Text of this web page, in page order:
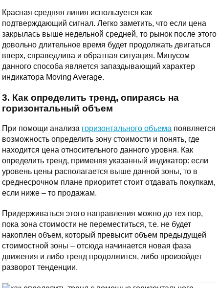
Красная средняя линия используется как
подтверждающий сигнал. Легко заметить, что если цена
закрылась выше недельной средней, то рынок после этого
довольно длительное время будет продолжать двигаться
вверх, справедлива и обратная ситуация. Минусом
данного способа является запаздывающий характер
индикатора Moving Average.
3. Как определить тренд, опираясь на
горизонтальный объем
При помощи анализа горизонтального объема появляется
возможность определить зону стоимости и понять, где
находится цена относительного данного уровня. Как
определить тренд, применяя указанный индикатор: если
уровень цены располагается выше данной зоны, то в
среднесрочном плане приоритет стоит отдавать покупкам,
если ниже – то продажам.
Придерживаться этого направления можно до тех пор,
пока зона стоимости не переместиться, т.е. не будет
накоплен объем, который превысит объем предыдущей
стоимостной зоны – отсюда начинается новая фаза
движения и либо тренд продолжится, либо произойдет
разворот тенденции.